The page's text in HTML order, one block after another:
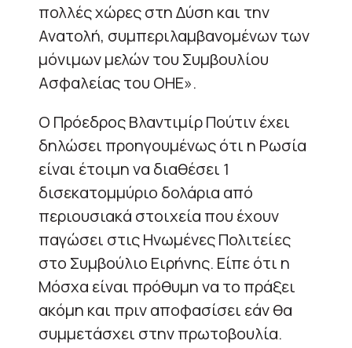
πολλές χώρες στη Δύση και την
Ανατολή, συμπεριλαμβανομένων των
μόνιμων μελών του Συμβουλίου
Ασφαλείας του ΟΗΕ».
Ο Πρόεδρος Βλαντιμίρ Πούτιν έχει
δηλώσει προηγουμένως ότι η Ρωσία
είναι έτοιμη να διαθέσει 1
δισεκατομμύριο δολάρια από
περιουσιακά στοιχεία που έχουν
παγώσει στις Ηνωμένες Πολιτείες
στο Συμβούλιο Ειρήνης. Είπε ότι η
Μόσχα είναι πρόθυμη να το πράξει
ακόμη και πριν αποφασίσει εάν θα
συμμετάσχει στην πρωτοβουλία.